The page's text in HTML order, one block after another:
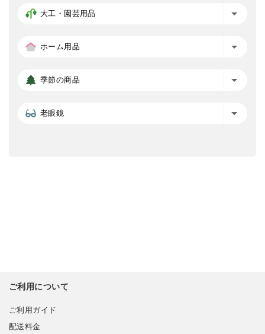
大工・園芸用品
ホーム用品
季節の商品
老眼鏡
ご利用について
ご利用ガイド
配送料金